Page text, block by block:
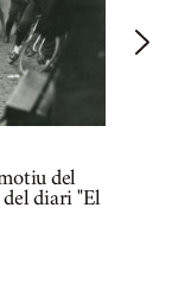
del
diari "El